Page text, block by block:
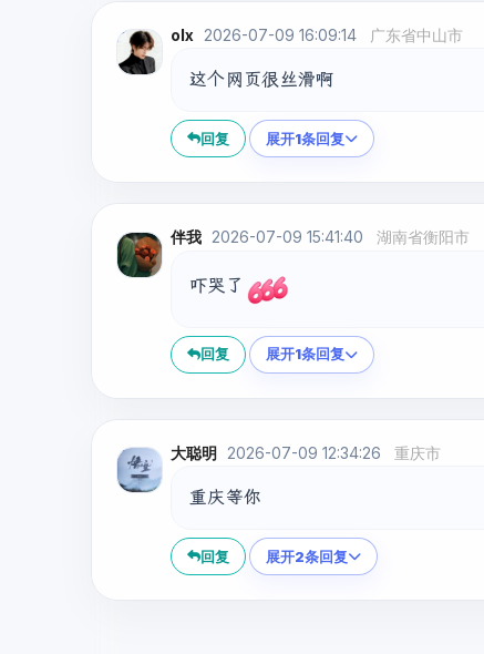
olx 2026-07-09 16:09:14 广东省中山市
这个网页很丝滑啊
回复 展开1条回复
伴我 2026-07-09 15:41:40 湖南省衡阳市
吓哭了
回复 展开1条回复
大聪明 2026-07-09 12:34:26 重庆市
重庆等你
回复 展开2条回复